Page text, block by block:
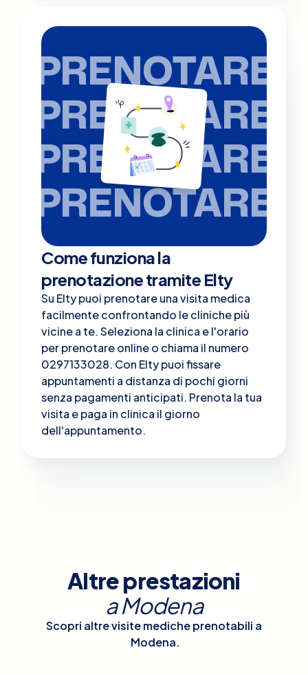
PRENOTARE
PRENOTARE
PRENOTARE
PRENOTARE
Come funziona la
prenotazione tramite Elty
Su Elty puoi prenotare una visita medica
facilmente confrontando le cliniche più
vicine a te. Seleziona la clinica e l'orario
per prenotare online o chiama il numero
0297133028. Con Elty puoi fissare
appuntamenti a distanza di pochi giorni
senza pagamenti anticipati. Prenota la tua
visita e paga in clinica il giorno
dell'appuntamento.
Altre prestazioni
aModena
Scopri altre visite mediche prenotabili a
Modena.